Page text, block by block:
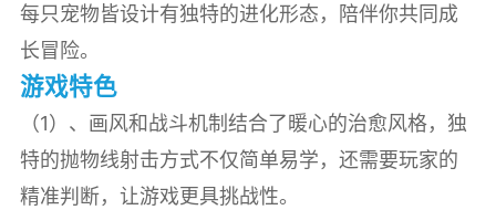
每只宠物皆设计有独特的进化形态，陪伴你共同成
长冒险。
游戏特色
（1）、画风和战斗机制结合了暖心的治愈风格，独
特的抛物线射击方式不仅简单易学，还需要玩家的
精准判断，让游戏更具挑战性。